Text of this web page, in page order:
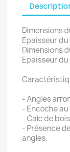
Dimensions
Epaisseur
Dimensions
Epaisseur du
- Angles
- Encoche
- Cale de
- Présence
angles.